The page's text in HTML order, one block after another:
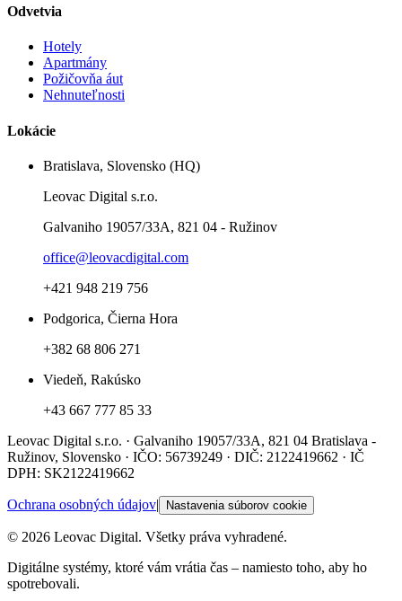
Odvetvia
Hotely
Apartmány
Požičovňa áut
Nehnuteľnosti
Lokácie
Bratislava, Slovensko (HQ)
Leovac Digital s.r.o.
Galvaniho 19057/33A, 821 04 - Ružinov
office@leovacdigital.com
+421 948 219 756
Podgorica, Čierna Hora
+382 68 806 271
Viedeň, Rakúsko
+43 667 777 85 33
Leovac Digital s.r.o. · Galvaniho 19057/33A, 821 04 Bratislava -
Ružinov, Slovensko · IČO: 56739249 · DIČ: 2122419662 · IČ
DPH: SK2122419662
Ochrana osobných údajov| Nastavenia súborov cookie
© 2026 Leovac Digital. Všetky práva vyhradené.
Digitálne systémy, ktoré vám vrátia čas – namiesto toho, aby ho
spotrebovali.